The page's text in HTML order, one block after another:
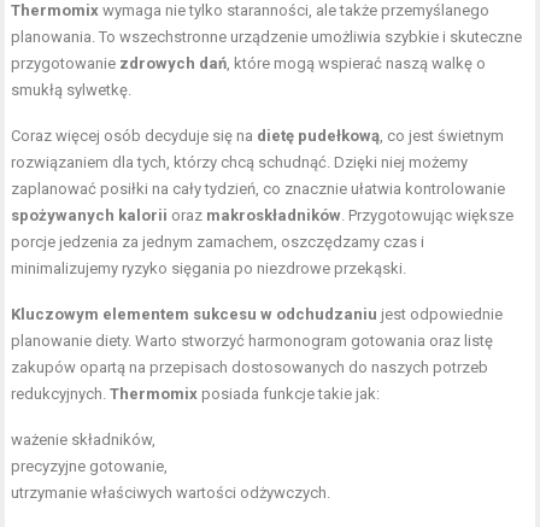
Thermomix wymaga nie tylko staranności, ale także przemyślanego
planowania. To wszechstronne urządzenie umożliwia szybkie i skuteczne
przygotowanie zdrowych dań, które mogą wspierać naszą walkę o
smukłą sylwetkę.
Coraz więcej osób decyduje się na dietę pudełkową, co jest świetnym
rozwiązaniem dla tych, którzy chcą schudnąć. Dzięki niej możemy
zaplanować posiłki na cały tydzień, co znacznie ułatwia kontrolowanie
spożywanych kalorii oraz makroskładników. Przygotowując większe
porcje jedzenia za jednym zamachem, oszczędzamy czas i
minimalizujemy ryzyko sięgania po niezdrowe przekąski.
Kluczowym elementem sukcesu w odchudzaniu jest odpowiednie
planowanie diety. Warto stworzyć harmonogram gotowania oraz listę
zakupów opartą na przepisach dostosowanych do naszych potrzeb
redukcyjnych.Thermomix posiada funkcje takie jak:
ważenie składników,
precyzyjne gotowanie,
utrzymanie właściwych wartości odżywczych.